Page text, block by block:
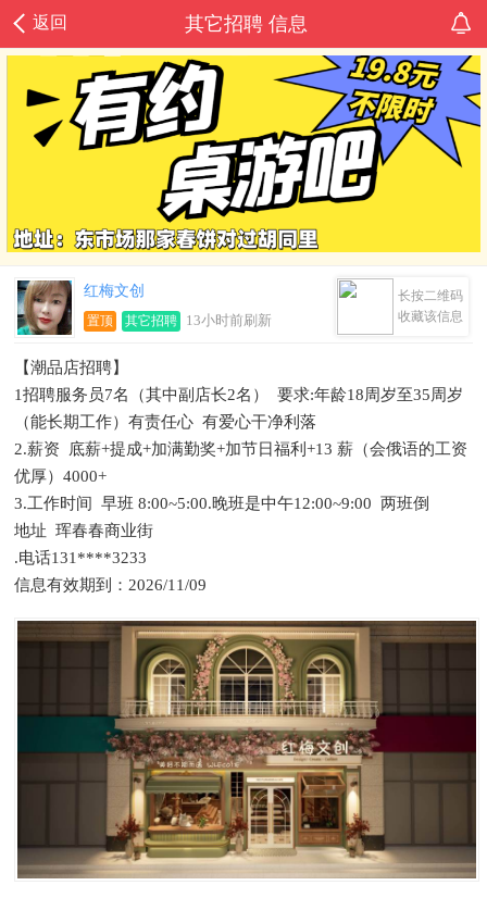
返回 其它招聘 信息
红梅文创
置顶 其它招聘 13小时前刷新
长按二维码
收藏该信息
【潮品店招聘】
1招聘服务员7名（其中副店长2名） 要求:年龄18周岁至35周岁
（能长期工作）有责任心 有爱心干净利落
2.薪资 底薪+提成+加满勤奖+加节日福利+13 薪（会俄语的工资
优厚）4000+
3.工作时间 早班 8:00~5:00.晚班是中午12:00~9:00 两班倒
地址 珲春春商业街
.电话131****3233
信息有效期到：2026/11/09